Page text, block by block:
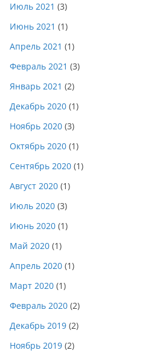
Июль 2021 (3)
Июнь 2021 (1)
Апрель 2021 (1)
Февраль 2021 (3)
Январь 2021 (2)
Декабрь 2020 (1)
Ноябрь 2020 (3)
Октябрь 2020 (1)
Сентябрь 2020 (1)
Август 2020 (1)
Июль 2020 (3)
Июнь 2020 (1)
Май 2020 (1)
Апрель 2020 (1)
Март 2020 (1)
Февраль 2020 (2)
Декабрь 2019 (2)
Ноябрь 2019 (2)